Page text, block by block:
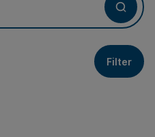
Filter